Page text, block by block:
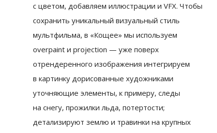
с цветом, добавляем иллюстрации и VFX. Чтобы
сохранить уникальный визуальный стиль
мультфильма, в «Кощее» мы используем
overpaint и projection — уже поверх
отрендеренного изображения интегрируем
в картинку дорисованные художниками
уточняющие элементы, к примеру, следы
на снегу, прожилки льда, потертости;
детализируют землю и травинки на крупных